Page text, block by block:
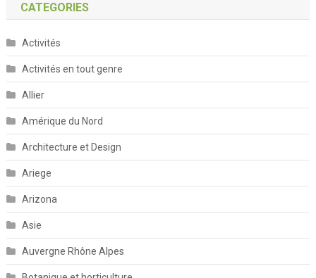
CATEGORIES
Activités
Activités en tout genre
Allier
Amérique du Nord
Architecture et Design
Ariege
Arizona
Asie
Auvergne Rhône Alpes